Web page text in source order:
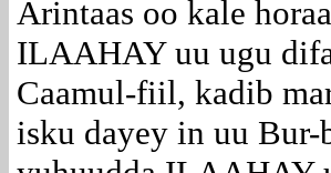
Arintaas oo kale
ILAAHAY uu ugu
Caamul-fiil, kadib
isku dayey in uu Bur-